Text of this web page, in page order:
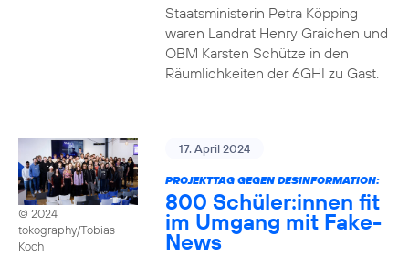
Staatsministerin Petra Köpping
waren Landrat Henry Graichen und
OBM Karsten Schütze in den
Räumlichkeiten der 6GHI zu Gast.
© 2024
tokography/Tobias
Koch
17. April 2024
PROJEKTTAG GEGEN DESINFORMATION:
800 Schüler:innen fit
im Umgang mit Fake-
News